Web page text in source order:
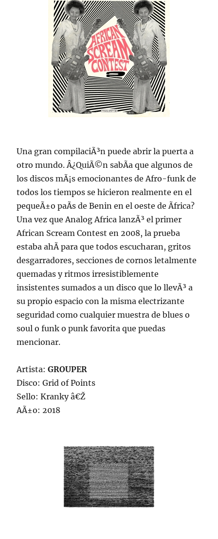
Una gran compilaciÃ³n puede abrir la puerta a
otro mundo. Â¿QuiÃ©n sabÃ­a que algunos de
los discos mÃ¡s emocionantes de Afro-funk de
todos los tiempos se hicieron realmente en el
pequeÃ±o paÃ­s de Benin en el oeste de Ãfrica?
Una vez que Analog Africa lanzÃ³ el primer
African Scream Contest en 2008, la prueba
estaba ahÃ­ para que todos escucharan, gritos
desgarradores, secciones de cornos letalmente
quemadas y ritmos irresistiblemente
insistentes sumados a un disco que lo llevÃ³ a
su propio espacio con la misma electrizante
seguridad como cualquier muestra de blues o
soul o funk o punk favorita que puedas
mencionar.
Artista:GROUPER
Disco: Grid of Points
Sello: Kranky â€Ž
AÃ±o: 2018